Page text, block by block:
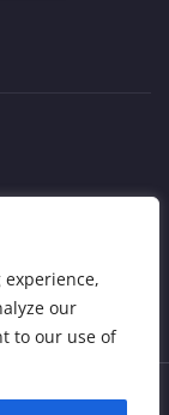
experience,
our
to our use of
Wszelkie prawa